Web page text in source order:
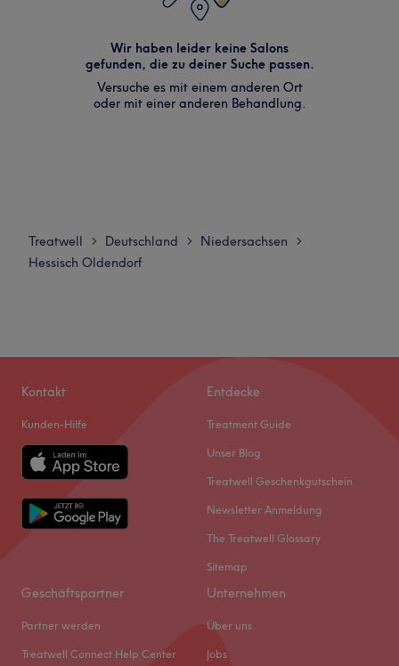
Wir haben leider keine Salons
gefunden, die zu deiner Suche passen.
Versuche es mit einem anderen Ort
oder mit einer anderen Behandlung.
Treatwell > Deutschland > Niedersachsen >
Hessisch Oldendorf
Kontakt
Kunden-Hilfe
Entdecke
Treatment Guide
Unser Blog
Treatwell Geschenkgutschein
Newsletter Anmeldung
The Treatwell Glossary
Sitemap
Geschäftspartner
Partner werden
Treatwell Connect Help Center
Unternehmen
Über uns
Jobs